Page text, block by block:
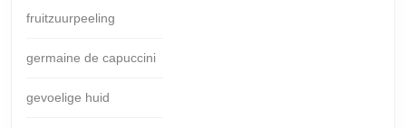
fruitzuurpeeling
germaine de capuccini
gevoelige huid